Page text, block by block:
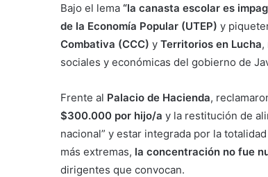
Bajo el lema “la canasta escolar es
de la Economía Popular (UTEP) y
Combativa (CCC) y Territorios en Lucha,
sociales y económicas del gobierno de
Frente al Palacio de Hacienda,
$300.000 por hijo/a y la restitución de
nacional” y estar integrada por la
más extremas, la concentración no fue
dirigentes que convocan.